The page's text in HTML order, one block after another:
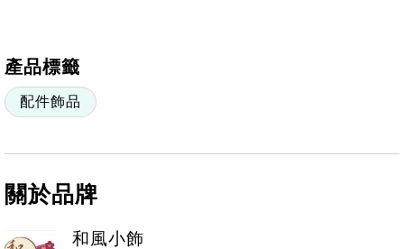
產品標籤
配件飾品
關於品牌
和風小飾